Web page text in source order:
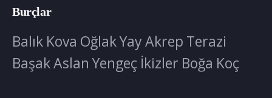
Burçlar
Balık Kova OğlakYayAkrep Terazi
BaşakAslan Yengeç İkizler Boğa Koç